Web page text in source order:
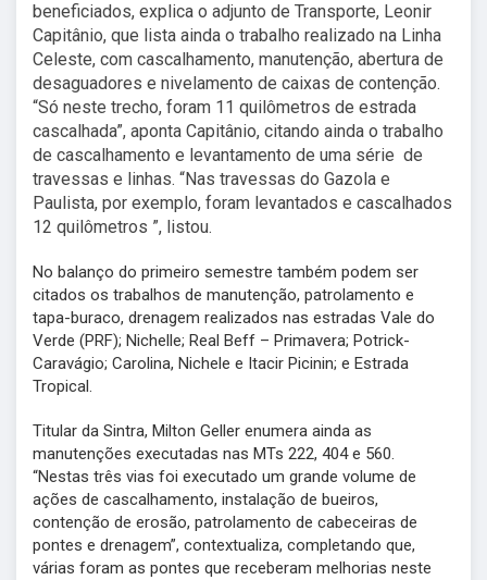
beneficiados, explica o adjunto de Transporte, Leonir
Capitânio, que lista ainda o trabalho realizado na Linha
Celeste, com cascalhamento, manutenção, abertura de
desaguadores e nivelamento de caixas de contenção.
“Só neste trecho, foram 11 quilômetros de estrada
cascalhada”, aponta Capitânio, citando ainda o trabalho
de cascalhamento e levantamento de uma série de
travessas e linhas. “Nas travessas do Gazola e
Paulista, por exemplo, foram levantados e cascalhados
12 quilômetros ”, listou.
No balanço do primeiro semestre também podem ser
citados os trabalhos de manutenção, patrolamento e
tapa-buraco, drenagem realizados nas estradas Vale do
Verde (PRF); Nichelle; Real Beff – Primavera; Potrick-
Caravágio; Carolina, Nichele e Itacir Picinin; e Estrada
Tropical.
Titular da Sintra, Milton Geller enumera ainda as
manutenções executadas nas MTs 222, 404 e 560.
“Nestas três vias foi executado um grande volume de
ações de cascalhamento, instalação de bueiros,
contenção de erosão, patrolamento de cabeceiras de
pontes e drenagem”, contextualiza, completando que,
várias foram as pontes que receberam melhorias neste